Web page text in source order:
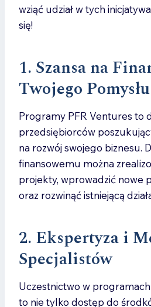
wziąć udział w tych
się!
1. Szansa na
Twojego Pomysłu
Programy PFR Ventures to
przedsiębiorców
na rozwój swojego biznesu.
finansowemu można
projekty, wprowadzić nowe
oraz rozwinąć istniejącą
2. Ekspertyza i
Specjalistów
Uczestnictwo w
to nie tylko dostęp do